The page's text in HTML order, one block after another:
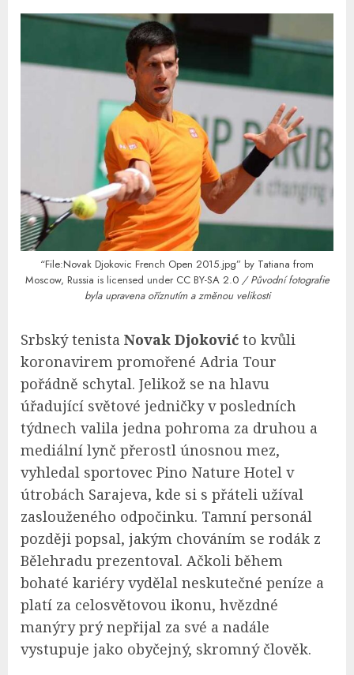
“File:Novak Djokovic French Open 2015.jpg” by Tatiana from
Moscow, Russia is licensed under CC BY-SA 2.0 / Původní fotografie
byla upravena oříznutím a změnou velikosti
Srbský tenista Novak Djoković to kvůli
koronavirem promořené Adria Tour
pořádně schytal. Jelikož se na hlavu
úřadující světové jedničky v posledních
týdnech valila jedna pohroma za druhou a
mediální lynč přerostl únosnou mez,
vyhledal sportovec Pino Nature Hotel v
útrobách Sarajeva, kde si s přáteli užíval
zaslouženého odpočinku. Tamní personál
později popsal, jakým chováním se rodák z
Bělehradu prezentoval. Ačkoli během
bohaté kariéry vydělal neskutečné peníze a
platí za celosvětovou ikonu, hvězdné
manýry prý nepřijal za své a nadále
vystupuje jako obyčejný, skromný člověk.